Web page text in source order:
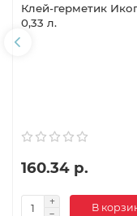
Клей-герметик
0,33 л.
160.34 р.
В